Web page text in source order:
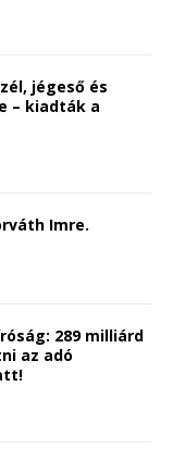
jégeső és
– kiadták a
Imre.
289 milliárd
az adó